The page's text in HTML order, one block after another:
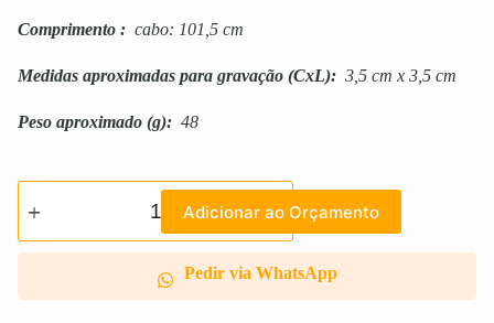
Comprimento : cabo: 101,5 cm
Medidas aproximadas para gravação (CxL): 3,5 cm x 3,5 cm
Peso aproximado (g): 48
Adicionar ao Orçamento
Pedir via WhatsApp